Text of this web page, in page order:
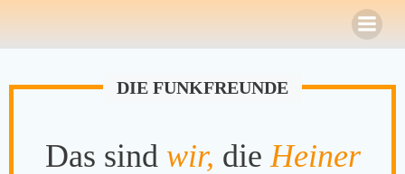
springen
DIE FUNKFREUNDE
Das sind wir, dieHeiner